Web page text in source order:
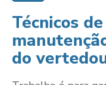
Técnicos
do